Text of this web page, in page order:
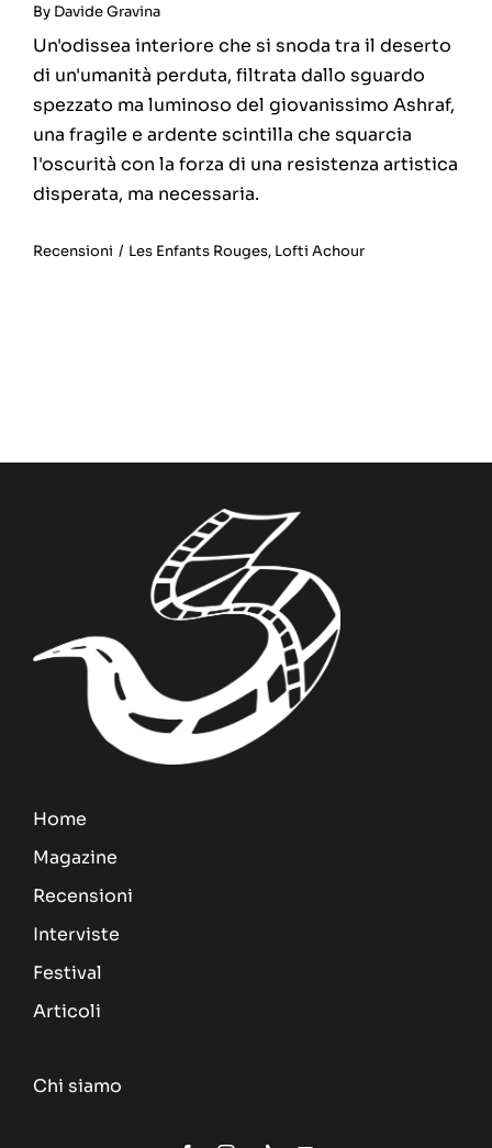
By Davide Gravina
Un'odissea interiore che si snoda tra il deserto
di un'umanità perduta, filtrata dallo sguardo
spezzato ma luminoso del giovanissimo Ashraf,
una fragile e ardente scintilla che squarcia
l'oscurità con la forza di una resistenza artistica
disperata, ma necessaria.
Recensioni / Les Enfants Rouges, Lofti Achour
Home
Magazine
Recensioni
Interviste
Festival
Articoli
Chi siamo